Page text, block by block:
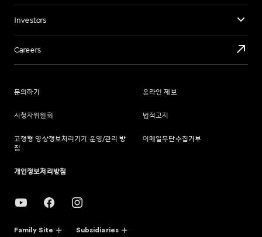
Investors
Careers
문의하기 온라인 제보
시청자위원회 법적고지
고정형 영상정보처리기기 운영/관리 방
침
이메일무단수집거부
개인정보처리방침
Family Site Subsidiaries